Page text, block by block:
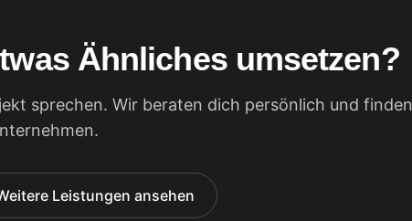
Ähnliches umsetzen?
sprechen. Wir beraten dich persönlich und
Leistungen ansehen